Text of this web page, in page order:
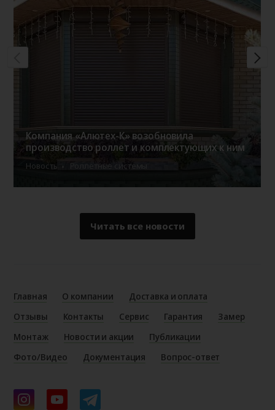
Компания «Алютех-К» возобновила
производство роллет и комплектующих к ним
Новость Роллетные системы
Читать все новости
Главная О компании
Доставка и оплата
Отзывы
Контакты Сервис Гарантия
Замер
Монтаж
Новости и акции
Публикации
Фото/Видео
Документация Вопрос-ответ